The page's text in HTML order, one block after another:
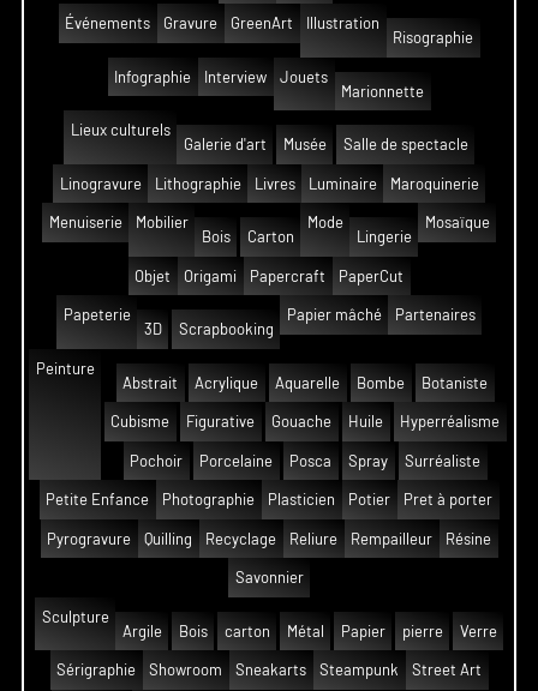
Événements Gravure GreenArt
Illustration
Risographie
Infographie Interview
Jouets
Marionnette
Lieux culturels
Galerie d'art
Musée Salle de spectacle
Linogravure Lithographie Livres Luminaire Maroquinerie
Menuiserie
Mobilier
Bois
Carton
Mode
Lingerie
Mosaïque
Objet Origami Papercraft PaperCut
Papeterie
3D
Scrapbooking
Papier mâché Partenaires
Peinture
Abstrait
Acrylique Aquarelle Bombe Botaniste
Cubisme Figurative Gouache Huile Hyperréalisme
Pochoir Porcelaine Posca Spray Surréaliste
Petite Enfance Photographie Plasticien Potier Pret à porter
Pyrogravure Quilling Recyclage Reliure Rempailleur Résine
Savonnier
Sculpture
Argile
Bois carton Métal Papier pierre Verre
Sérigraphie Showroom Sneakarts Steampunk Street Art